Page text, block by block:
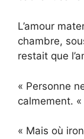
L’amour
chambre,
restait que
« Personne
calmement.
« Mais où